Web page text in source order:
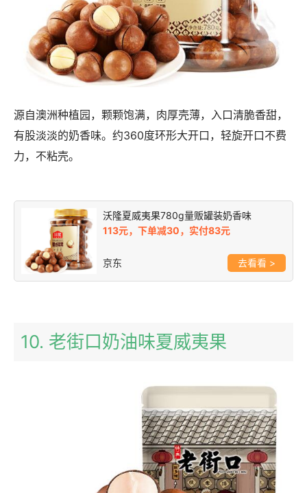
源自澳洲种植园，颗颗饱满，肉厚壳薄，入口清脆香甜，
有股淡淡的奶香味。约360度环形大开口，轻旋开口不费
力，不粘壳。
沃隆夏威夷果780g量贩罐装奶香味
113元，下单减30，实付83元
京东 >
10. 老街口奶油味夏威夷果